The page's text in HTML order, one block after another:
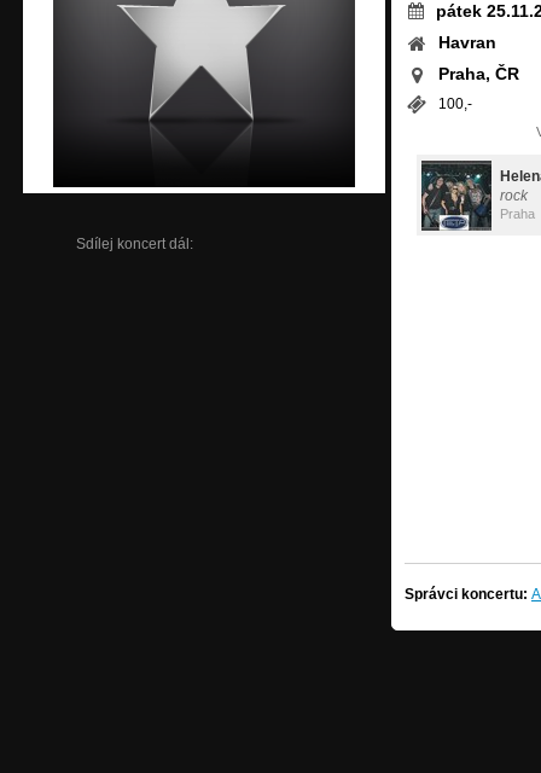
Sdílej koncert dál:
pátek
Havran
Praha, ČR
100,-
rock
Praha
Správci koncertu: